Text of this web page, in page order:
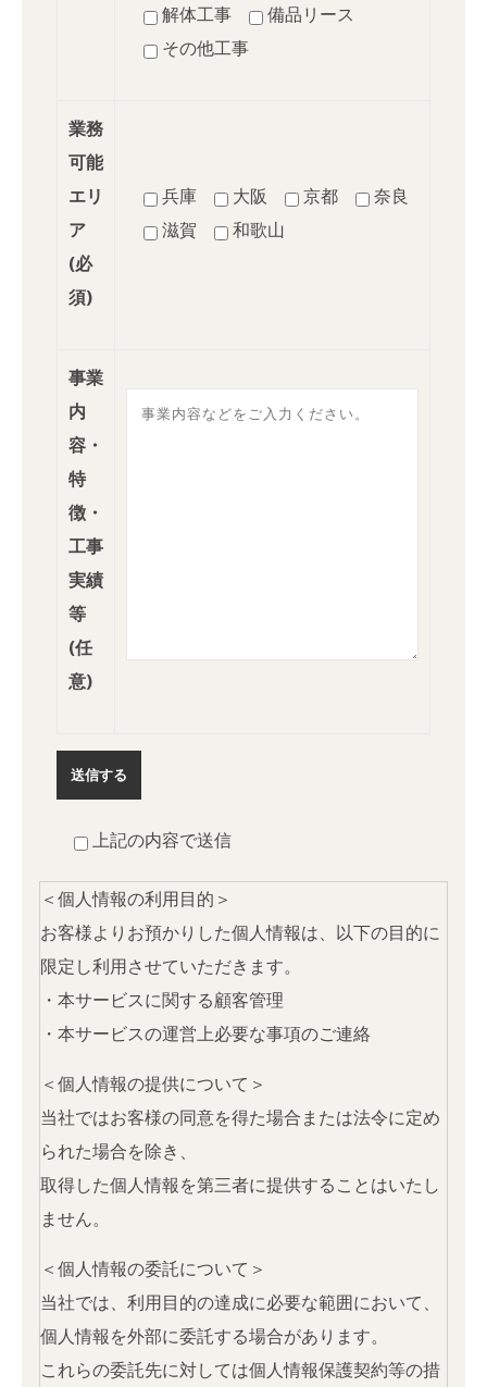
解体工事
備品リース
その他工事
業務
可能
エリ
ア
(必
須)
兵庫 大阪 京都
奈良
滋賀
和歌山
事業
内
容・
特
徴・
工事
実績
等
(任
意)
上記の内容で送信
＜個人情報の利用目的＞
お客様よりお預かりした個人情報は、以下の目的に
限定し利用させていただきます。
・本サービスに関する顧客管理
・本サービスの運営上必要な事項のご連絡
＜個人情報の提供について＞
当社ではお客様の同意を得た場合または法令に定め
られた場合を除き、
取得した個人情報を第三者に提供することはいたし
ません。
＜個人情報の委託について＞
当社では、利用目的の達成に必要な範囲において、
個人情報を外部に委託する場合があります。
これらの委託先に対しては個人情報保護契約等の措